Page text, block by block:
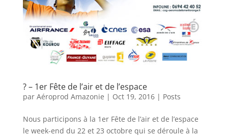
? – 1er Fête de l’air et de l’espace
par Aéroprod Amazonie | Oct 19, 2016| Posts
Nous participons à la 1er Fête de l’air et de l’espace
le week-end du 22 et 23 octobre qui se déroule à la